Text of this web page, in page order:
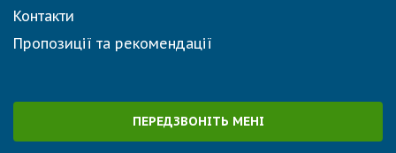
Контакти
Пропозиції та рекомендації
ПЕРЕДЗВОНІТЬ МЕНІ